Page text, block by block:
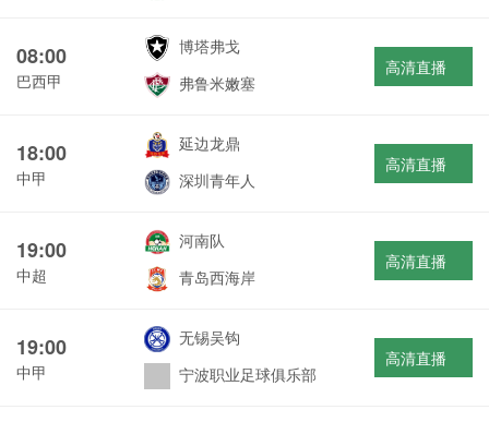
08:00
巴西甲
博塔弗戈
弗鲁米嫩塞
高清直播
18:00
中甲
延边龙鼎
深圳青年人
高清直播
19:00
中超
河南队
青岛西海岸
高清直播
19:00
中甲
无锡吴钩
宁波职业足球俱乐部
高清直播